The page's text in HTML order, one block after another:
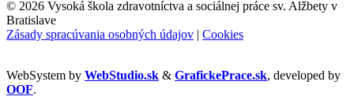
© 2026 Vysoká škola zdravotníctva a sociálnej práce sv. Alžbety v
Bratislave
Zásady spracúvania osobných údajov | Cookies
WebSystem by WebStudio.sk & GrafickePrace.sk, developed by
OOF.